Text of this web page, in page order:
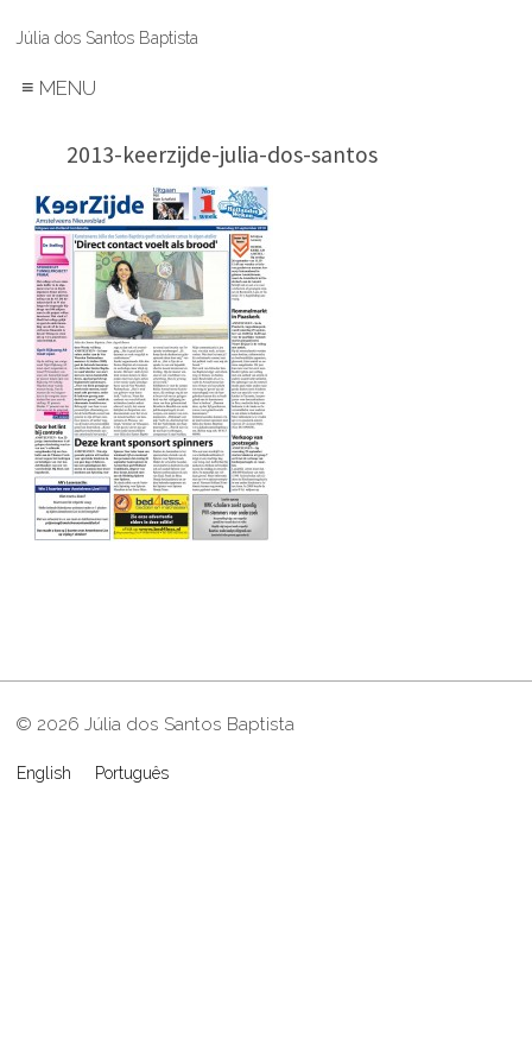
Júlia dos Santos Baptista
≡ MENU
2013-keerzijde-julia-dos-santos
© 2026 Júlia dos Santos Baptista
English Português